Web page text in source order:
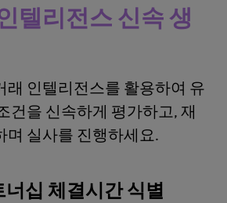
텔리전스 신속 생
래 인텔리전스를 활용하여 유
건을 신속하게 평가하고, 재
며 실사를 진행하세요.
십 체결시간 식별